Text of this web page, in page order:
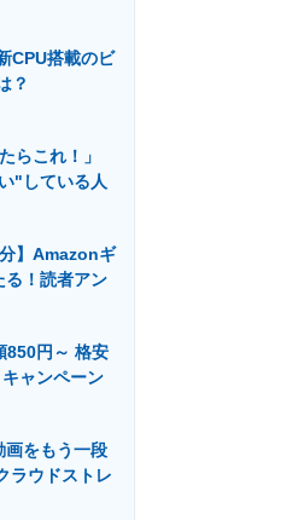
ーの最前線
CPU搭載のビ
？
らこれ！」
"している人
】Amazonギ
る！読者アン
850円～ 格安
ャンペーン
画をもう一段
ラウドストレ